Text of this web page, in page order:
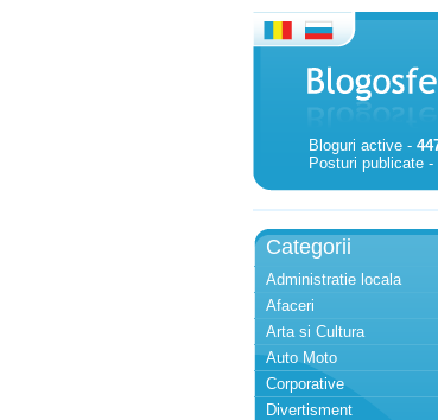
Bloguri active -
Posturi publicate -
Categorii
Administratie locala
Afaceri
Arta si Cultura
Auto Moto
Corporative
Divertisment